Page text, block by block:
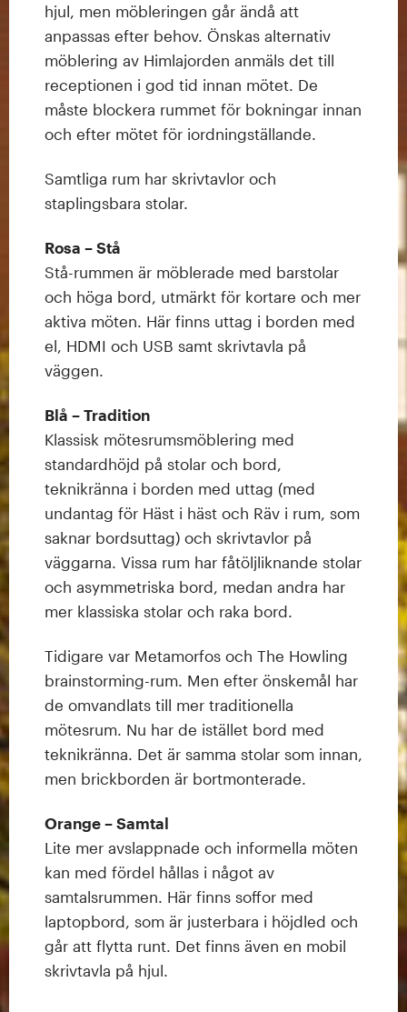
hjul, men möbleringen går ändå att
anpassas efter behov. Önskas alternativ
möblering av Himlajorden anmäls det till
receptionen i god tid innan mötet. De
måste blockera rummet för bokningar innan
och efter mötet för iordningställande.
Samtliga rum har skrivtavlor och
staplingsbara stolar.
Rosa – Stå
Stå-rummen är möblerade med barstolar
och höga bord, utmärkt för kortare och mer
aktiva möten. Här finns uttag i borden med
el, HDMI och USB samt skrivtavla på
väggen.
Blå – Tradition
Klassisk mötesrumsmöblering med
standardhöjd på stolar och bord,
teknikränna i borden med uttag (med
undantag för Häst i häst och Räv i rum, som
saknar bordsuttag) och skrivtavlor på
väggarna. Vissa rum har fåtöljliknande stolar
och asymmetriska bord, medan andra har
mer klassiska stolar och raka bord.
Tidigare var Metamorfos och The Howling
brainstorming-rum. Men efter önskemål har
de omvandlats till mer traditionella
mötesrum. Nu har de istället bord med
teknikränna. Det är samma stolar som innan,
men brickborden är bortmonterade.
Orange – Samtal
Lite mer avslappnade och informella möten
kan med fördel hållas i något av
samtalsrummen. Här finns soffor med
laptopbord, som är justerbara i höjdled och
går att flytta runt. Det finns även en mobil
skrivtavla på hjul.